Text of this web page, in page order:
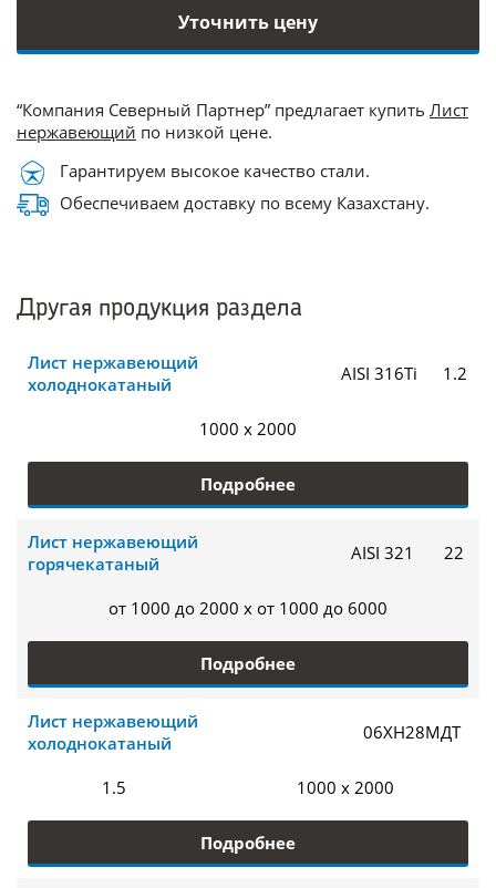
Уточнить цену
“Компания Северный Партнер” предлагает купить Лист
нержавеющий по низкой цене.
Гарантируем высокое качество стали.
Обеспечиваем доставку по всему Казахстану.
Другая продукция раздела
Лист нержавеющий
холоднокатаный
AISI 316Ti 1.2
1000 x 2000
Подробнее
Лист нержавеющий
горячекатаный
AISI 321 22
от 1000 до 2000 x от 1000 до 6000
Подробнее
Лист нержавеющий
холоднокатаный
06ХН28МДТ
1.5 1000 x 2000
Подробнее